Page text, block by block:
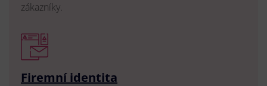
zákazníky.
Firemní identita